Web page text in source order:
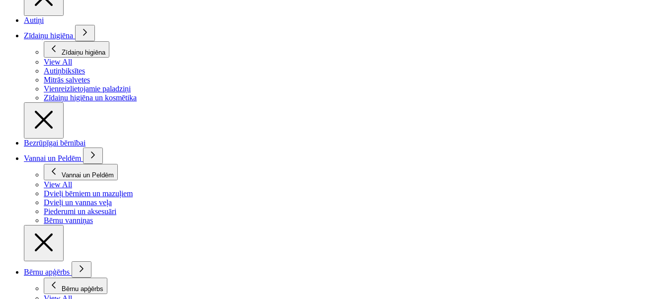
Autiņi
Zīdaiņu higiēna
Zīdaiņu higiēna
View All
Autiņbiksītes
Mitrās salvetes
Vienreizlietojamie paladziņi
Zīdaiņu higiēna un kosmētika
Bezrūpīgai bērnībai
Vannai un Peldēm
Vannai un Peldēm
View All
Dvieļi bērniem un mazuļiem
Dvieļi un vannas veļa
Piederumi un aksesuāri
Bērnu vanniņas
Bērnu apģērbs
Bērnu apģērbs